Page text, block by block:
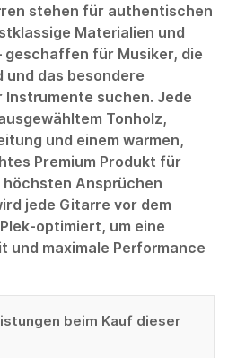
stehen für authentischen
Materialien und
geschaffen für Musiker, die
und das besondere
suchen. Jede
Tonholz,
und einem warmen,
Premium Produkt für
Ansprüchen
jede Gitarre vor dem
optimiert, um eine
und maximale Performance
beim Kauf dieser